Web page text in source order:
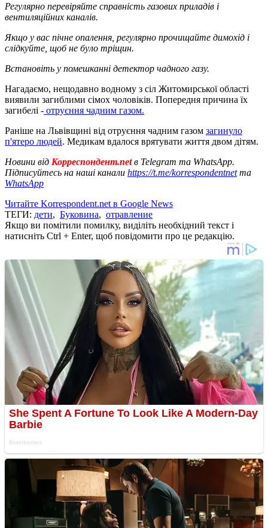
Регулярно перевіряйте справність газових приладів і
вентиляційних каналів.
Якщо у вас пічне опалення, регулярно прочищайте димохід і
слідкуйте, щоб не було тріщин.
Встановіть у помешканні детектор чадного газу.
Нагадаємо, нещодавно водному з сіл Житомирської області
виявили загиблими сімох чоловіків. Попередня причина їх
загибелі - отруєння чадним газом.
Раніше на Львівщині від отруєння чадним газом загинуло
п'ятеро людей. Медикам вдалося врятувати життя двом дітям.
Новини від Корреспондент.netв Telegram та WhatsApp.
Підписуйтесь на наші канали https://t.me/korrespondentnetта
WhatsApp
Читайте Korrespondent.net в Google News
ТЕГИ: дети, Буковина, отравление
Якщо ви помітили помилку, виділіть необхідний текст і
натисніть Ctrl + Enter, щоб повідомити про це редакцію.